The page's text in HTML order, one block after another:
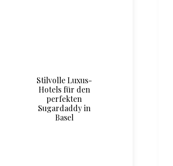
Stilvolle Luxus-
Hotels für den
perfekten
Sugardaddy in
Basel